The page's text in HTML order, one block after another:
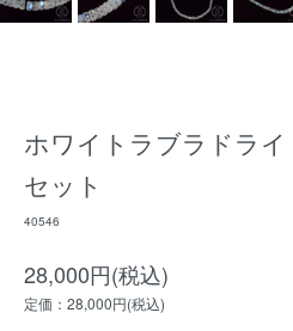
ホワイトラブラドラ
セット
40546
28,000円(税込)
定価：28,000円(税込)